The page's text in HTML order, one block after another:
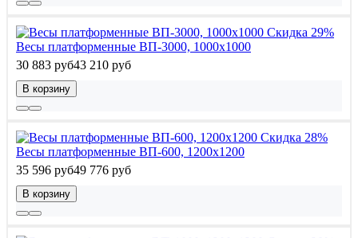
Скидка 29%
Весы платформенные ВП-3000, 1000x1000
30 883 руб43 210 руб
В корзину
Скидка 28%
Весы платформенные ВП-600, 1200x1200
35 596 руб49 776 руб
В корзину